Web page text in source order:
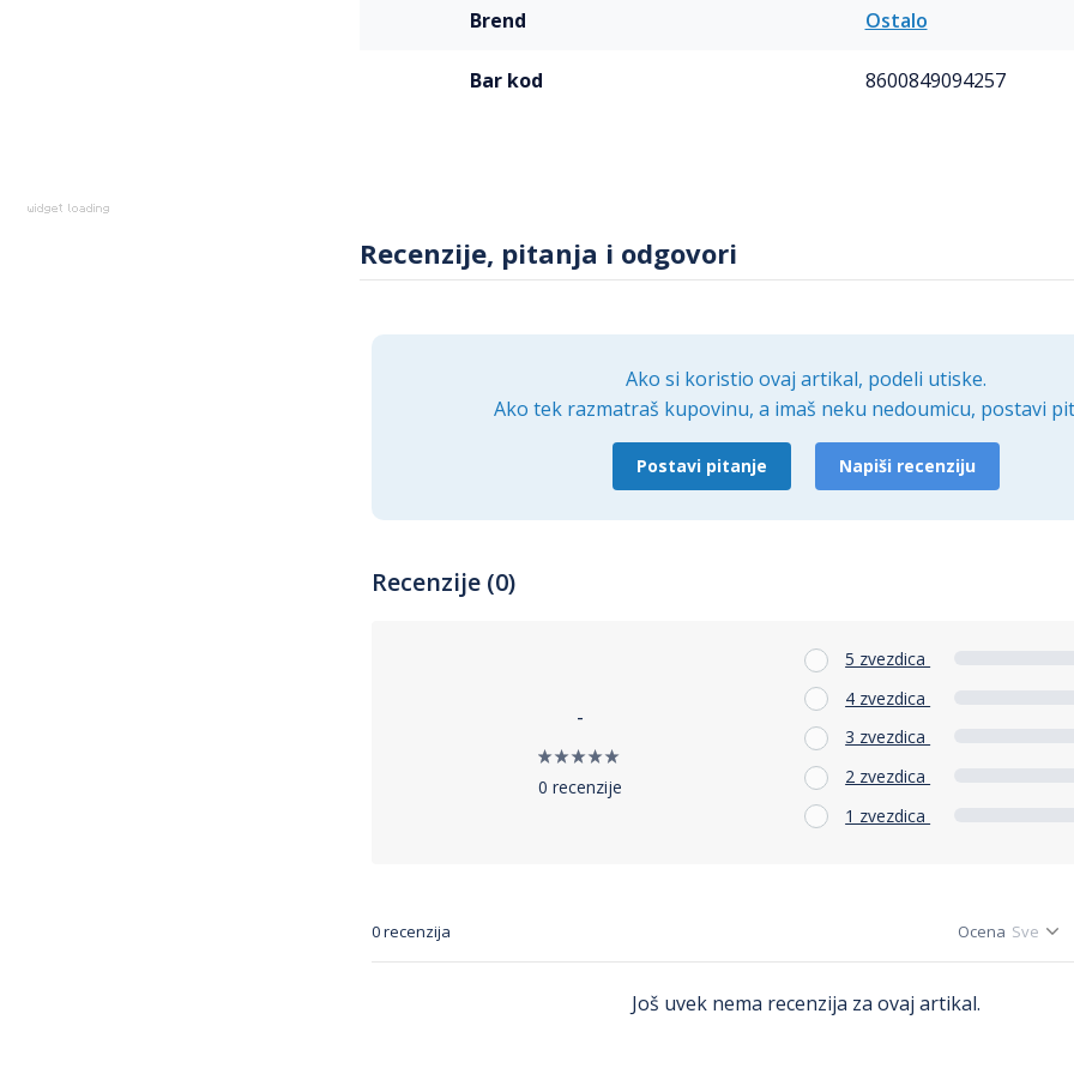
brend Ostalo
bar kod 8600849094257
Recenzije, pitanja i odgovori
Ako si koristio ovaj artikal, podeli utiske.
Ako tek razmatraš kupovinu, a imaš neku nedoumicu, postavi
Postavi pitanje Napiši recenziju
Recenzije (0)
-
0 recenzije
5 zvezdica
4 zvezdica
3 zvezdica
2 zvezdica
1 zvezdica
0 recenzija Ocena
Još uvek nema recenzija za ovaj artikal.